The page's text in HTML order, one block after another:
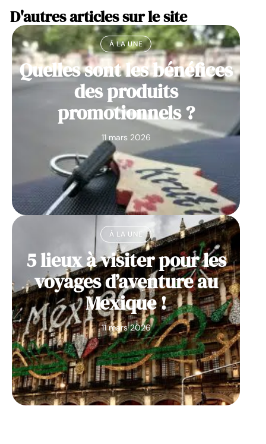
D'autres articles sur le site
À LA UNE
Quelles sont les bénéfices
des produits
promotionnels ?
11 mars 2026
À LA UNE
5 lieux à visiter pour les
voyages d’aventure au
Mexique !
11 mars 2026